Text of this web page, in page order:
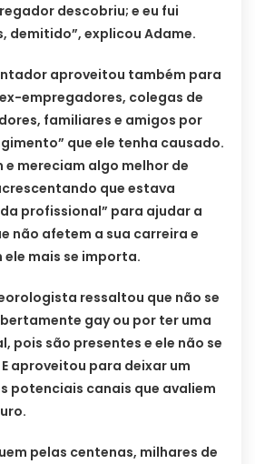
descobriu; e eu fui
demitido”, explicou Adame.
aproveitou também para
empregadores, colegas de
familiares e amigos por
que ele tenha causado.
e mereciam algo melhor de
que estava
profissional” para ajudar a
não afetem a sua carreira e
ele mais se importa.
ressaltou que não se
gay ou por ter uma
pois são presentes e ele não se
aproveitou para deixar um
potenciais canais que avaliem
pelas centenas, milhares de